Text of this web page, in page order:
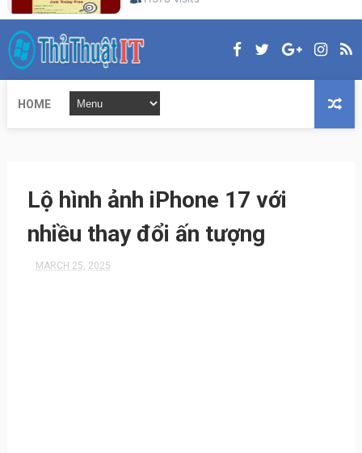
HOME
Lộ hình ảnh iPhone 17 với
nhiều thay đổi ấn tượng
MARCH 25, 2025